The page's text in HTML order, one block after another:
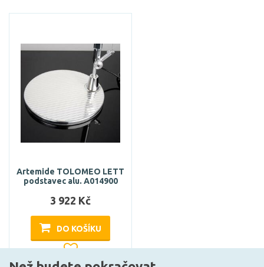
Artemide TOLOMEO LETT
podstavec alu. A014900
3 922 Kč
DO KOŠÍKU